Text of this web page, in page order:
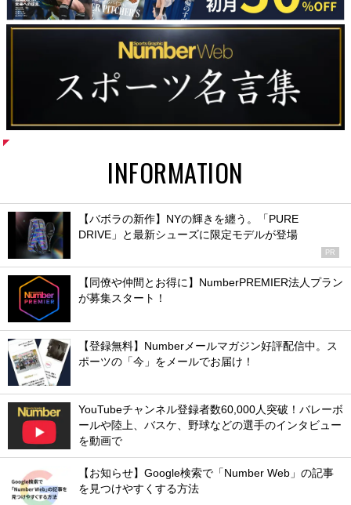
INFORMATION
【バボラの新作】NYの輝きを纏う。「PURE
DRIVE」と最新シューズに限定モデルが登場
PR
【同僚や仲間とお得に】NumberPREMIER法人プラン
が募集スタート！
【登録無料】Numberメールマガジン好評配信中。ス
ポーツの「今」をメールでお届け！
YouTubeチャンネル登録者数60,000人突破！バレーボ
ールや陸上、バスケ、野球などの選手のインタビュー
を動画で
【お知らせ】Google検索で「Number Web」の記事
を見つけやすくする方法